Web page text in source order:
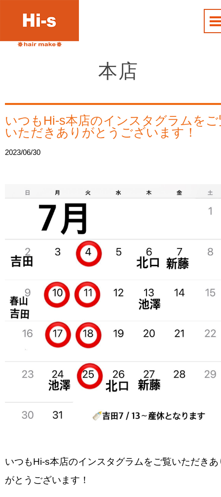
本店
いつもHi-s本店のインスタグラムをご
いただきありがとうございます！
2023/06/30
いつもHi-s本店のインスタグラムをご覧いただきあ
がとうございます！